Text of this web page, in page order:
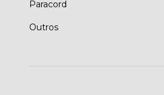
Paracord
Outros